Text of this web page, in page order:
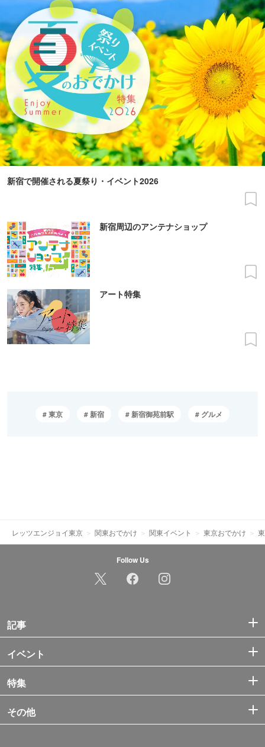
新宿で開催される夏祭り・イベント2026
新宿周辺のアンテナショップ
アート特集
東京 新宿 新宿御苑前駅 グルメ
レッツエンジョイ東京 関東おでかけ 関東イベント 東京おでかけ
Follow Us
記事
イベント
特集
その他